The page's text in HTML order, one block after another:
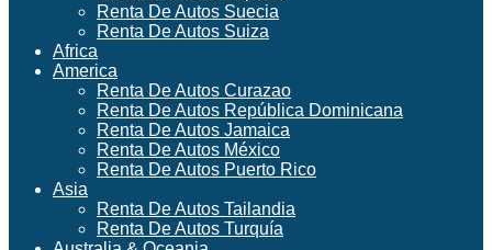
Renta De Autos Suecia
Renta De Autos Suiza
Africa
America
Renta De Autos Curazao
Renta De Autos República Dominicana
Renta De Autos Jamaica
Renta De Autos México
Renta De Autos Puerto Rico
Asia
Renta De Autos Tailandia
Renta De Autos Turquía